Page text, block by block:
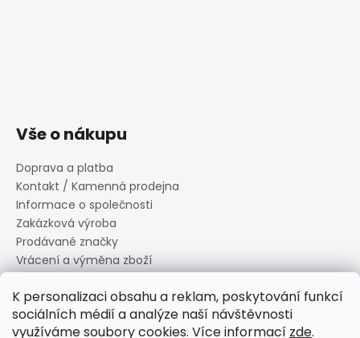
K personalizaci obsahu a reklam, poskytování funkcí
sociálních médií a analýze naší návštěvnosti
využíváme soubory cookies. Více informací zde.
Vše o nákupu
Doprava a platba
Kontakt / Kamenná prodejna
Informace o společnosti
Zakázková výroba
Prodávané značky
Vrácení a výměna zboží
Informace o souborech cookies
Reklamační řád
Obchodní podmínky